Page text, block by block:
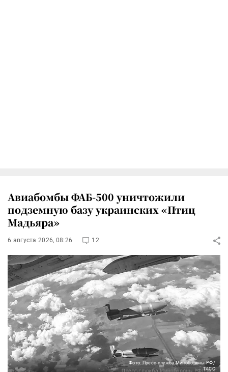
Авиабомбы ФАБ-500 уничтожили
подземную базу украинских «Птиц
Мадьяра»
6 августа 2026, 08:26 12
Фото: Пресс-служба Минобороны РФ/
ТАСС